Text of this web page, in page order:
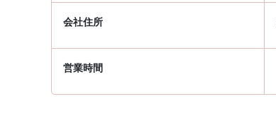
会社住所
営業時間